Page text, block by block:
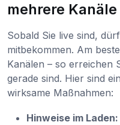
mehrere Kanäle
Sobald Sie live sind,
mitbekommen. Am
Kanälen – so erreichen
gerade sind. Hier sind
wirksame Maßnahmen:
Hinweise im Laden: